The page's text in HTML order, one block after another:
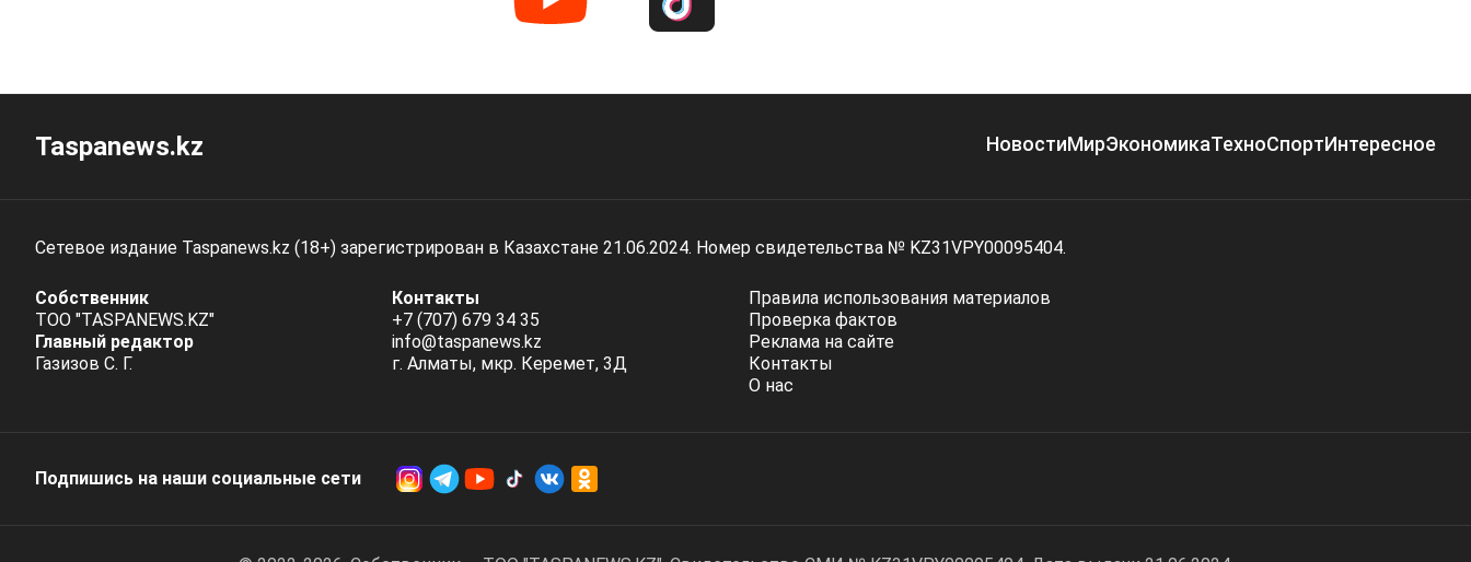
Taspanews.kz НовостиМирЭкономикаТехноСпортИнтересное
Сетевое издание Taspanews.kz (18+) зарегистрирован в Казахстане 21.06.2024. Номер свидетельства № KZ31VPY00095404.
Собственник
ТОО "TASPANEWS.KZ"
Главный редактор
Газизов С. Г.
Контакты
+7 (707) 679 34 35
info@taspanews.kz
г. Алматы, мкр. Керемет, 3Д
Правила использования материалов
Проверка фактов
Реклама на сайте
Контакты
О нас
Подпишись на наши социальные cети